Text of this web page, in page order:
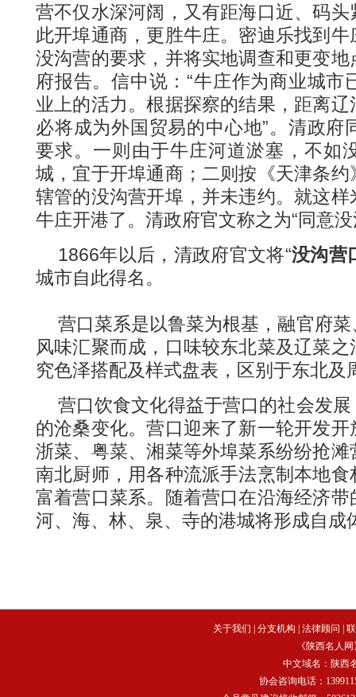
营不仅水深河阔，又有距海口近、码
此开埠通商，更胜牛庄。密迪乐找到
没沟营的要求，并将实地调查和更变
府报告。信中说：“牛庄作为商业城市
业上的活力。根据探察的结果，距离
必将成为外国贸易的中心地”。清政府
要求。一则由于牛庄河道淤塞，不如
城，宜于开埠通商；二则按《天津条
辖管的没沟营开埠，并未违约。就这
牛庄开港了。清政府官文称之为“同意
1866年以后，清政府官文将“没沟营
城市自此得名。
营口菜系是以鲁菜为根基，融官府
风味汇聚而成，口味较东北菜及辽菜
究色泽搭配及样式盘表，区别于东北及
营口饮食文化得益于营口的社会发
的沧桑变化。营口迎来了新一轮开发
浙菜、粤菜、湘菜等外埠菜系纷纷抢
南北厨师，用各种流派手法烹制本地
富着营口菜系。随着营口在沿海经济
河、海、林、泉、寺的港城将形成自成
关于我们 分支机构 法律顾问
《陕西名人
中文域名： 陕西
协会咨询电话：